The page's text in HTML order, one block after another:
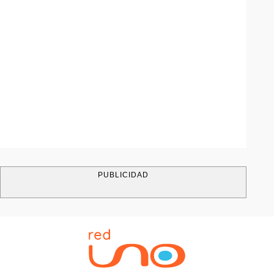
PUBLICIDAD